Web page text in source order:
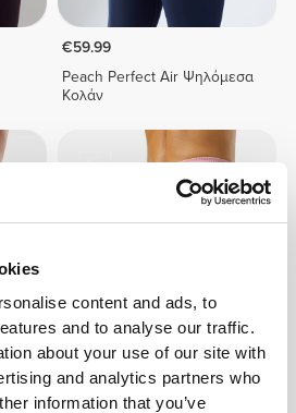
content and ads, to
and to analyse our traffic.
about your use of our site with
and analytics partners who
information that you’ve
€59.99
Peach Perfect Air Ψηλόμεσα
Κολάν
€59.99
Κολάν μέσης με V πλάτη